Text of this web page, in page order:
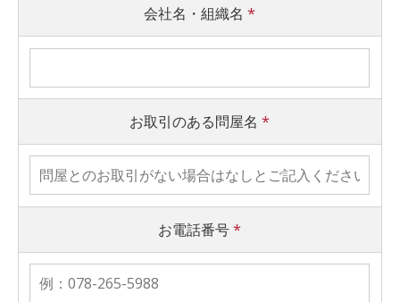
会社名・組織名*
お取引のある問屋名*
お電話番号*